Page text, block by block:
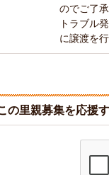
のでご了承
トラブル
に譲渡を
の里親募集を応援